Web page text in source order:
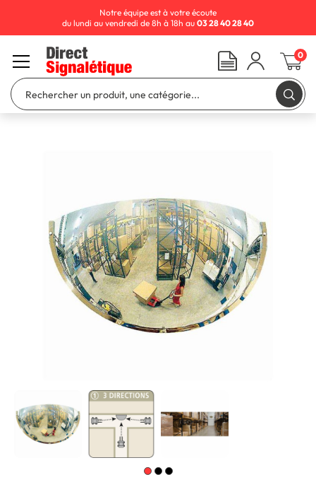
Notre équipe est à votre écoute
du lundi au vendredi de 8h à 18h au 03 28 40 28 40
0